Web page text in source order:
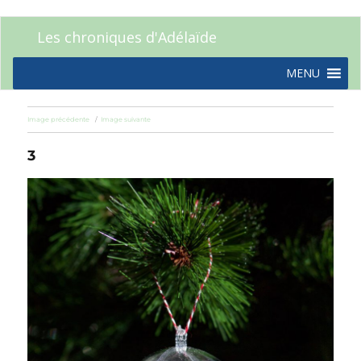
Les chroniques d'Adélaïde
MENU
Image précédente Image suivante
3